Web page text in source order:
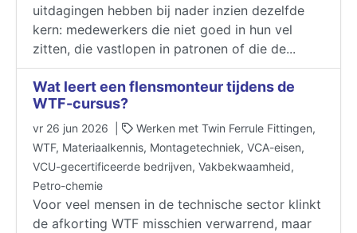
uitdagingen hebben bij nader inzien dezelfde
kern: medewerkers die niet goed in hun vel
zitten, die vastlopen in patronen of die de...
Wat leert een flensmonteur tijdens de
WTF-cursus?
vr 26 jun 2026 |
Werken met Twin Ferrule Fittingen,
WTF, Materiaalkennis, Montagetechniek, VCA-eisen,
VCU-gecertificeerde bedrijven, Vakbekwaamheid,
Petro-chemie
Voor veel mensen in de technische sector klinkt
de afkorting WTF misschien verwarrend, maar